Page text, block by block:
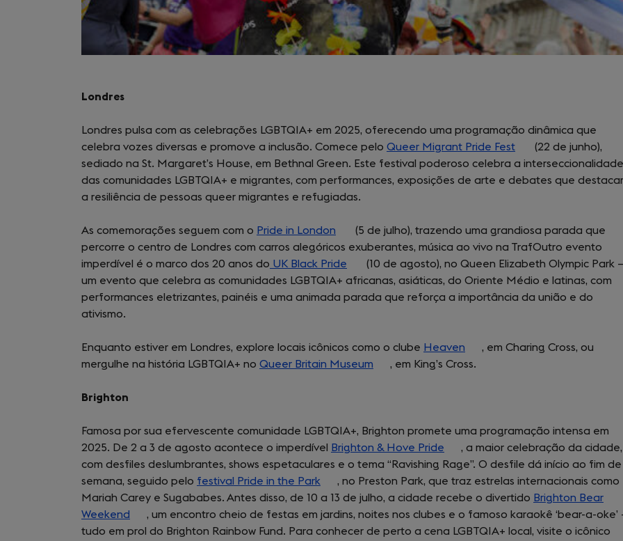
Londres
Londres pulsa com as celebrações LGBTQIA+ em 2025, oferecendo uma programação dinâmica que
celebra vozes diversas e promove a inclusão. Comece pelo Queer Migrant Pride Fest (opens
in
a
(22 de junho),
sediado na St. Margaret’s House, em Bethnal Green. Este festival poderoso celebra a interseccionalidade
das comunidades LGBTQIA+ e migrantes, com performances, exposições de arte e debates que
a resiliência de pessoas queer migrantes e refugiadas.
As comemorações seguem com o Pride in London (opens
in
a
new
tab)
(5 de julho), trazendo uma grandiosa parada que
percorre o centro de Londres com carros alegóricos exuberantes, música ao vivo na TrafOutro evento
imperdível é o marco dos 20 anos do UK Black Pride (opens
in
a
(10 de agosto), no Queen Elizabeth Olympic Park
um evento que celebra as comunidades LGBTQIA+ africanas, asiáticas, do Oriente Médio e latinas, com
performances eletrizantes, painéis e uma animada parada que reforça a importância da união e do
ativismo.
Enquanto estiver em Londres, explore locais icônicos como o clube Heaven (opens
in
, em Charing Cross, ou
mergulhe na história LGBTQIA+ no Queer Britain Museum (opens
tab)
, em King’s Cross.
Brighton
Famosa por sua efervescente comunidade LGBTQIA+, Brighton promete uma programação intensa em
2025. De 2 a 3 de agosto acontece o imperdível
Brighton & Hove Pride (opens
in
a
new
tab)
, a maior celebração da cidade,
com desfiles deslumbrantes, shows espetaculares e o tema “Ravishing Rage”. O desfile dá início ao fim de
semana, seguido pelo festival Pride in the Park (opens
in
a
new
, no Preston Park, que traz estrelas internacionais como
Mariah Carey e Sugababes. Antes disso, de 10 a 13 de julho, a cidade recebe o divertido Brighton Bear
Weekend
(opens
in
, um encontro cheio de festas em jardins, noites nos clubes e o famoso karaokê ‘bear-a-oke’
tudo em prol do Brighton Rainbow Fund. Para conhecer de perto a cena LGBTQIA+ local, visite o icônico